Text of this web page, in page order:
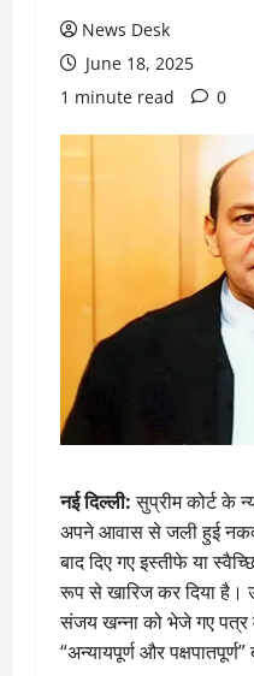
News Desk
June 18, 2025
1 minute read
0
नई दिल्ली:सुप्रीम कोर्ट के
अपने आवास से जली हुई
बाद दिए गए इस्तीफे या
रूप से खारिज कर दिया है।
संजय खन्ना को भेजे गए पत्र
“अन्यायपूर्ण और पक्षपातपूर्ण”